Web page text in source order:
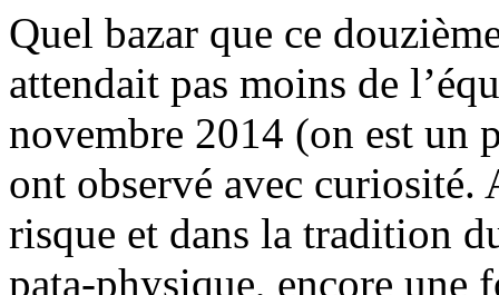
Quel bazar que ce
attendait pas moins de
novembre 2014 (on est un
ont observé avec curiosité.
risque et dans la tradition
pata-physique, encore une